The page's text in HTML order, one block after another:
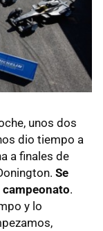
unos dos
dio tiempo a
a finales de
Se
campeonato.
y lo